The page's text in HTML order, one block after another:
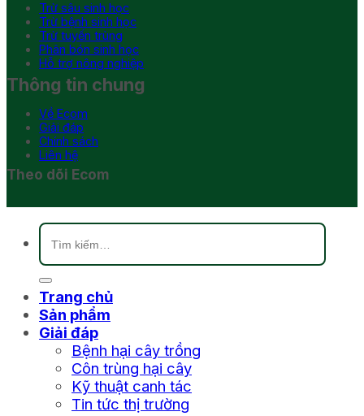
Trừ sâu sinh học
Trừ bệnh sinh học
Trừ tuyến trùng
Phân bón sinh học
Hỗ trợ nông nghiệp
Thông tin chung
Về Ecom
Giải đáp
Chính sách
Liên hệ
Theo dõi Ecom
Tìm
kiếm:
Trang chủ
Sản phẩm
Giải đáp
Bệnh hại cây trồng
Côn trùng hại cây
Kỹ thuật canh tác
Tin tức thị trường